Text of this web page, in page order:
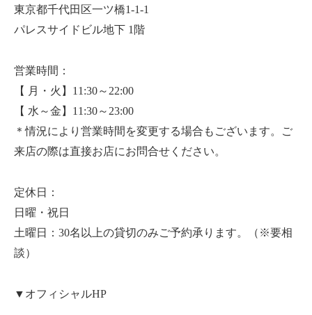
東京都千代田区一ツ橋1-1-1
パレスサイドビル地下 1階
営業時間：
【 月・火】11:30～22:00
【 水～金】11:30～23:00
＊情況により営業時間を変更する場合もございます。ご
来店の際は直接お店にお問合せください。
定休日：
日曜・祝日
土曜日：30名以上の貸切のみご予約承ります。（※要相
談）
▼オフィシャルHP